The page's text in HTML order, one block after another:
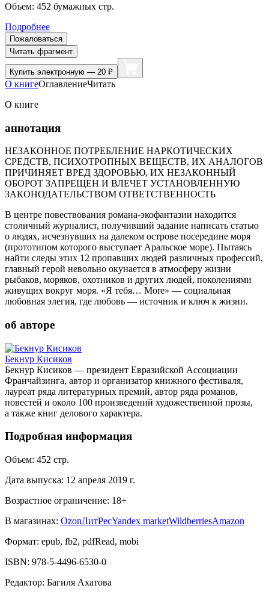
Объем: 452 бумажных стр.
Подробнее
Пожаловаться
Читать фрагмент
Купить электронную — 20 ₽
О книгеОглавлениеЧитать
О книге
аннотация
НЕЗАКОННОЕ ПОТРЕБЛЕНИЕ НАРКОТИЧЕСКИХ
СРЕДСТВ, ПСИХОТРОПНЫХ ВЕЩЕСТВ, ИХ АНАЛОГОВ
ПРИЧИНЯЕТ ВРЕД ЗДОРОВЬЮ, ИХ НЕЗАКОННЫЙ
ОБОРОТ ЗАПРЕЩЕН И ВЛЕЧЕТ УСТАНОВЛЕННУЮ
ЗАКОНОДАТЕЛЬСТВОМ ОТВЕТСТВЕННОСТЬ
В центре повествования романа-экофантазии находится
столичный журналист, получивший задание написать статью
о людях, исчезнувших на далеком острове посередине моря
(прототипом которого выступает Аральское море). Пытаясь
найти следы этих 12 пропавших людей различных профессий,
главный герой невольно окунается в атмосферу жизни
рыбаков, моряков, охотников и других людей, поколениями
живущих вокруг моря. «Я тебя… More» — социальная
любовная элегия, где любовь — источник и ключ к жизни.
об авторе
Бекнур Кисиков
Бекнур Кисиков — президент Евразийской Ассоциации
Франчайзинга, автор и организатор книжного фестиваля,
лауреат ряда литературных премий, автор ряда романов,
повестей и около 100 произведений художественной прозы,
а также книг делового характера.
Подробная информация
Объем: 452 стр.
Дата выпуска: 12 апреля 2019 г.
Возрастное ограничение: 18+
В магазинах: OzonЛитРесYandex marketWildberriesAmazon
Формат: epub, fb2, pdfRead, mobi
ISBN: 978-5-4496-6530-0
Редактор: Багиля Ахатова